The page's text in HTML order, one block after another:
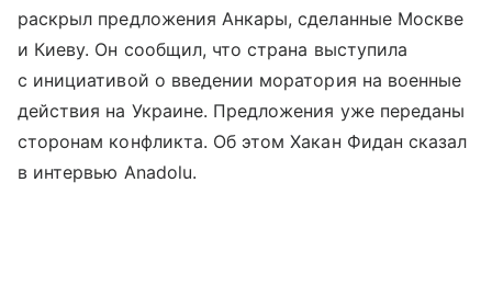
раскрыл предложения Анкары, сделанные Москве
и Киеву. Он сообщил, что страна выступила
с инициативой о введении моратория на военные
действия на Украине. Предложения уже переданы
сторонам конфликта. Об этом Хакан Фидан сказал
в интервью Anadolu.